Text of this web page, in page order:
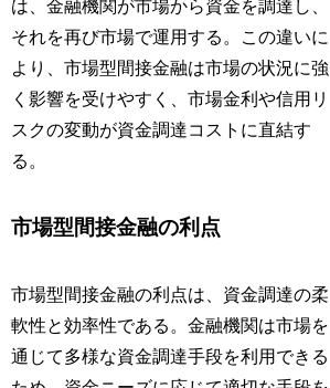
は、金融機関が市場から資金を調達し、
それを再び市場で運用する。この違いに
より、市場型間接金融は市場の状況に強
く影響を受けやすく、市場金利や信用リ
スクの変動が資金調達コストに直結す
る。
市場型間接金融の利点
市場型間接金融の利点は、資金調達の柔
軟性と効率性である。金融機関は市場を
通じて多様な資金調達手段を利用できる